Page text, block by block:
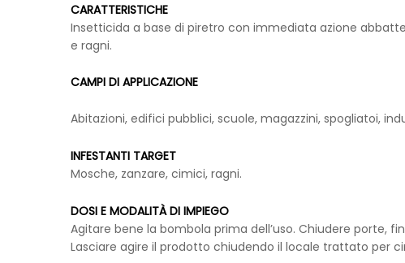
CARATTERISTICHE
Insetticida a base di piretro con immediata azione
e ragni.
CAMPI DI APPLICAZIONE
Abitazioni, edifici pubblici, scuole, magazzini, spogliatoi,
INFESTANTI TARGET
Mosche, zanzare, cimici, ragni.
DOSI E MODALITÀ DI IMPIEGO
Agitare bene la bombola prima dell’uso. Chiudere porte,
Lasciare agire il prodotto chiudendo il locale trattato per